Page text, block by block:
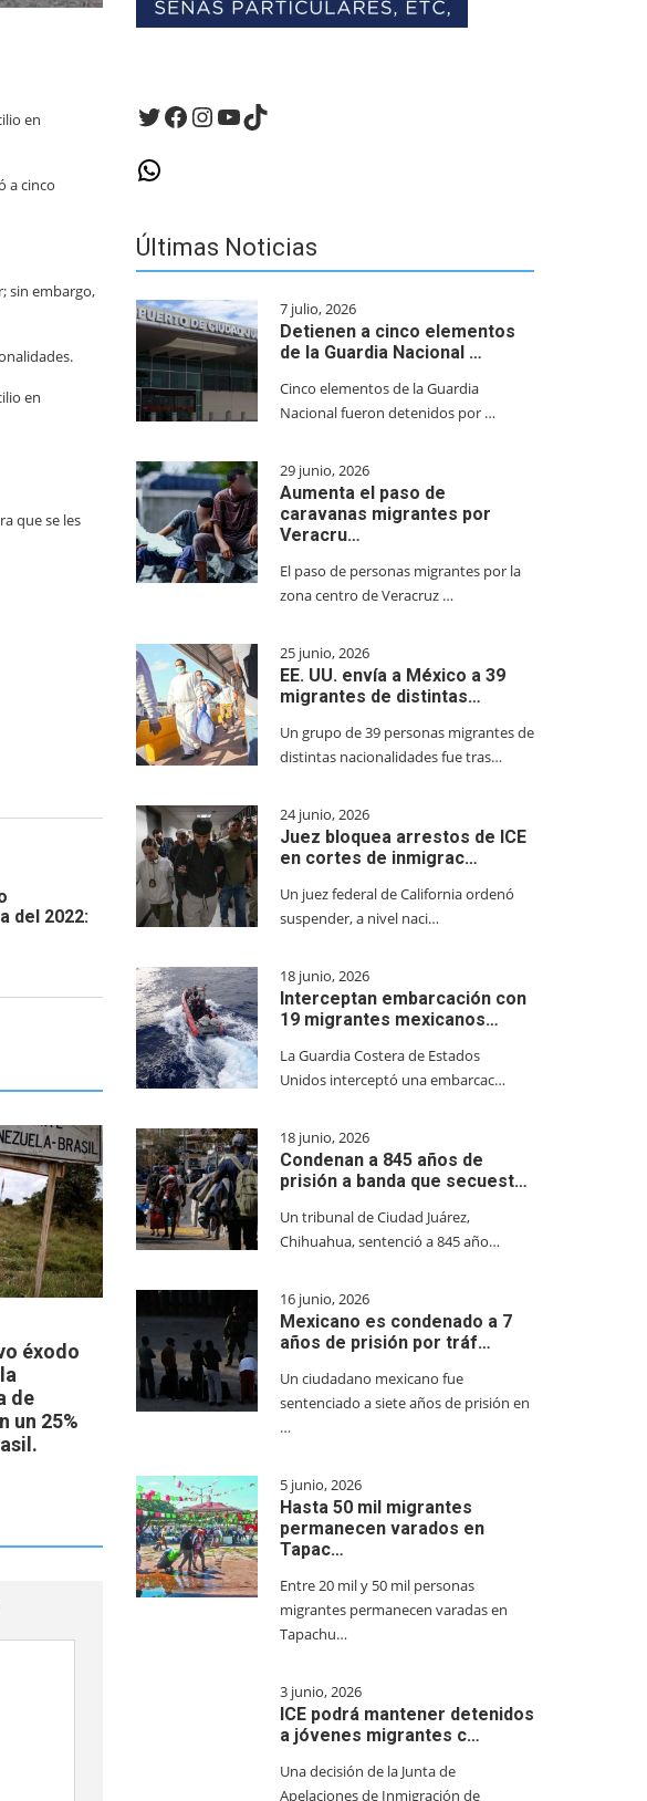
en
a cinco
sin embargo,
en
que se les
del 2022:
éxodo
de
un 25%
Twitter
Facebook
Instagram
YouTube
TikTok
WhatsApp
Últimas Noticias
7 julio, 2026
Detienen a cinco elementos
de la Guardia Nacional …
Cinco elementos de la Guardia
Nacional fueron detenidos por …
29 junio, 2026
Aumenta el paso de
caravanas migrantes por
Veracru…
El paso de personas migrantes por la
zona centro de Veracruz …
25 junio, 2026
EE. UU. envía a México a 39
migrantes de distintas…
Un grupo de 39 personas migrantes de
distintas nacionalidades fue tras…
24 junio, 2026
Juez bloquea arrestos de ICE
en cortes de inmigrac…
Un juez federal de California ordenó
suspender, a nivel naci…
18 junio, 2026
Interceptan embarcación con
19 migrantes mexicanos…
La Guardia Costera de Estados
Unidos interceptó una embarcac…
18 junio, 2026
Condenan a 845 años de
prisión a banda que secuest…
Un tribunal de Ciudad Juárez,
Chihuahua, sentenció a 845 año…
16 junio, 2026
Mexicano es condenado a 7
años de prisión por tráf…
Un ciudadano mexicano fue
sentenciado a siete años de prisión en
…
5 junio, 2026
Hasta 50 mil migrantes
permanecen varados en
Tapac…
Entre 20 mil y 50 mil personas
migrantes permanecen varadas en
Tapachu…
3 junio, 2026
ICE podrá mantener detenidos
a jóvenes migrantes c…
Una decisión de la Junta de
Apelaciones de Inmigración de